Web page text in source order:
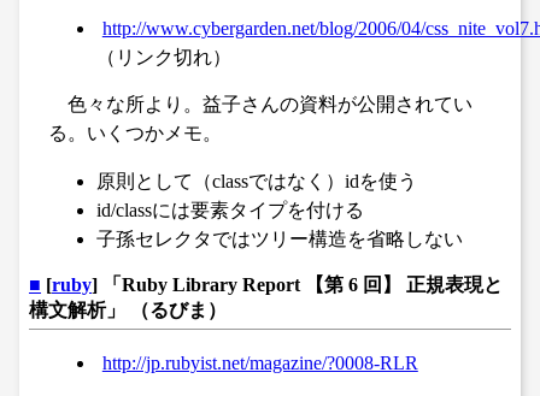
http://www.cybergarden.net/blog/2006/04/
（リンク切れ）
色々な所より。益子さんの資料が公開されてい
る。いくつかメモ。
原則として（classではなく）idを使う
id/classには要素タイプを付ける
子孫セレクタではツリー構造を省略しない
■ [ruby] 「Ruby Library Report 【第 6 回】 正規表現と
構文解析」 （るびま）
http://jp.rubyist.net/magazine/?0008-RLR